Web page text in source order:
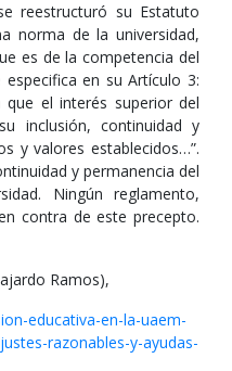
reestructuró su Estatuto
norma de la universidad,
es de la competencia del
en su Artículo 3:
el interés superior del
inclusión, continuidad y
y valores establecidos…”.
y permanencia del
Ningún reglamento,
contra de este precepto.
Ramos),
educativa-en-la-uaem-
razonables-y-ayudas-